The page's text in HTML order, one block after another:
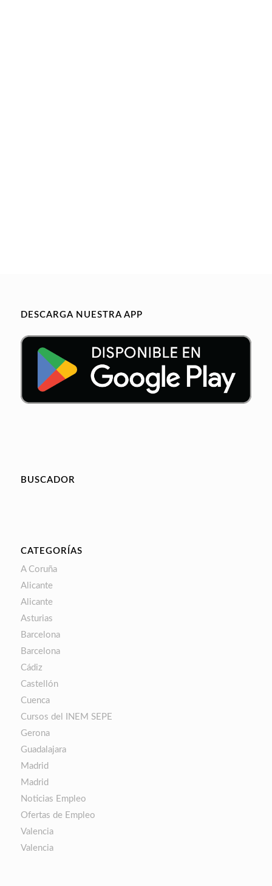
DESCARGA NUESTRA APP
BUSCADOR
CATEGORÍAS
A Coruña
Alicante
Alicante
Asturias
Barcelona
Barcelona
Cádiz
Castellón
Cuenca
Cursos del INEM SEPE
Gerona
Guadalajara
Madrid
Madrid
Noticias Empleo
Ofertas de Empleo
Valencia
Valencia